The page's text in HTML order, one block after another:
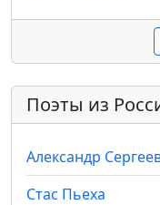
Поэты из
Александр
Стас Пьеха